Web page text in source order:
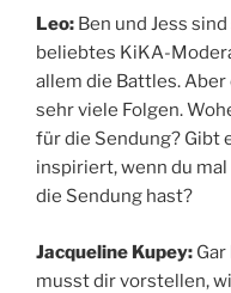
Leo: Ben und Jess
beliebtes KiKA-
allem die Battles. Aber
sehr viele Folgen.
für die Sendung? Gibt
inspiriert, wenn du
die Sendung hast?
Jacqueline Kupey:
musst dir vorstellen,